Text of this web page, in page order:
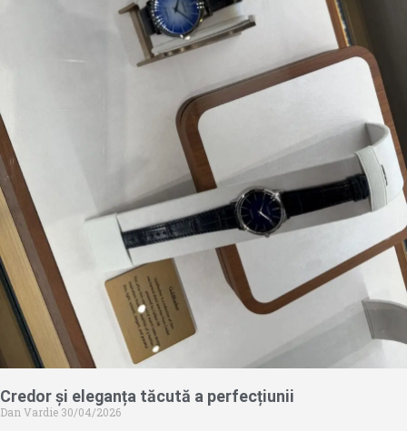
Credor și eleganța tăcută a perfecțiunii
Dan Vardie 30/04/2026